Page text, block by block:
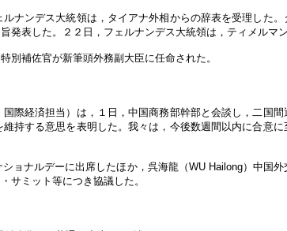
ナンデス大統領は，タイアナ外相からの辞表を受理した
表した。２２日，フェルナンデス大統領は，ティメルマ
別補佐官が新筆頭外務副大臣に任命された。
際経済担当）は，１日，中国商務部幹部と会談し，二国
持する意思を表明した。我々は，今後数週間以内に合意
ョナルデーに出席したほか，呉海龍（WU Hailong）中国
サミット等につき協議した。